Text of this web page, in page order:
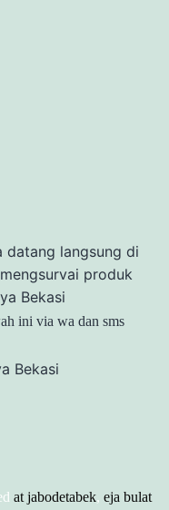
datang langsung di
produk
Bekasi
ini via wa dan sms
Bekasi
at jabodetabek, eja bulat